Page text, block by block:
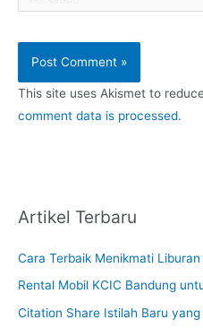
This site uses Akismet to
comment data is processed.
Artikel Terbaru
Cara Terbaik Menikmati
Rental Mobil KCIC Bandung
Citation Share Istilah Baru